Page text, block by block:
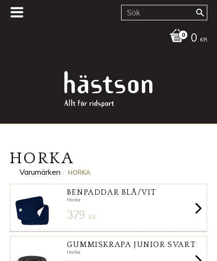
0 KR
HORKA
Varumärken HORKA
BENPADDAR BLÅ/VIT
Horka
379 KR
GUMMISKRAPA JUNIOR SVART
Horka